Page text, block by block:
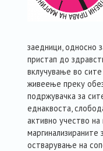
FORUM
CONTACT
заедници, односно
пристап до
вклучување во
живеење преку
подржувачка за
еднаквоста,
активно учество
остварување на